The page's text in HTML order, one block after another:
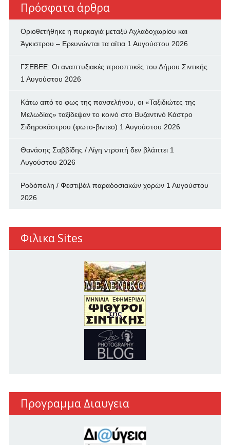
Πρόσφατα άρθρα
Οριοθετήθηκε η πυρκαγιά μεταξύ Αχλαδοχωρίου και
Άγκιστρου – Ερευνώνται τα αίτια 1 Αυγούστου 2026
ΓΣΕΒΕΕ: Οι αναπτυξιακές προοπτικές του Δήμου Σιντικής
1 Αυγούστου 2026
Κάτω από το φως της πανσελήνου, οι «Ταξιδιώτες της
Μελωδίας» ταξίδεψαν το κοινό στο Βυζαντινό Κάστρο
Σιδηροκάστρου (φωτο-βιντεο) 1 Αυγούστου 2026
Θανάσης Σαββίδης / Λίγη ντροπή δεν βλάπτει 1
Αυγούστου 2026
Ροδόπολη / Φεστιβάλ παραδοσιακών χορών 1 Αυγούστου
2026
Φιλικα Sites
Προγραμμα Διαυγεια